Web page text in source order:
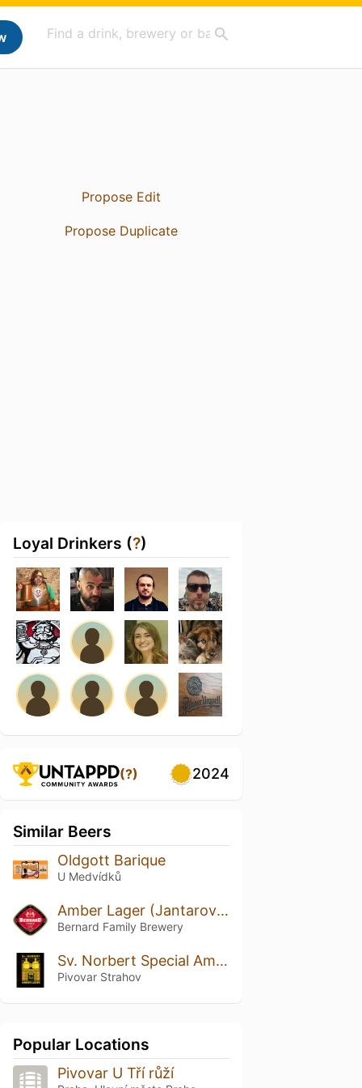
Propose Edit
Propose Duplicate
Loyal Drinkers (?)
(?) 2024
Similar Beers
Oldgott Barique
U Medvídků
Amber Lager (Jantarový ležák)
Bernard Family Brewery
Sv. Norbert Special Amber Beer
Pivovar Strahov
Popular Locations
Pivovar U Tří růží